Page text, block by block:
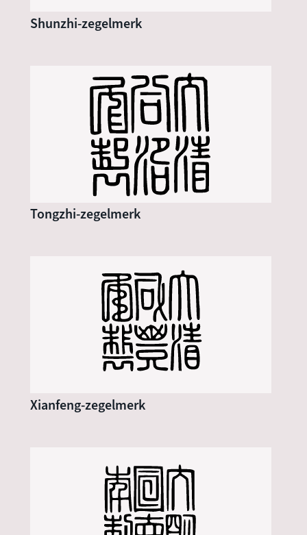
Shunzhi-zegelmerk
Tongzhi-zegelmerk
Xianfeng-zegelmerk